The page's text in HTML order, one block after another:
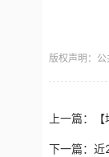
版权声明：公
上一篇：
下一篇：